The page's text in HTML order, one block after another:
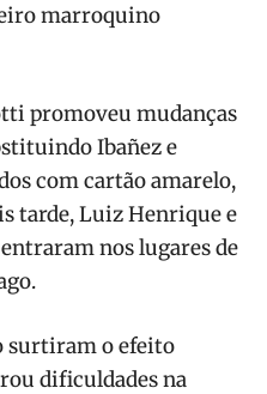
marroquino
promoveu mudanças
Ibañez e
com cartão amarelo,
tarde, Luiz Henrique e
nos lugares de
surtiram o efeito
dificuldades na